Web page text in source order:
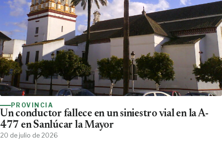
PROVINCIA
Un conductor fallece en un siniestro vial en la A-
477 en Sanlúcar la Mayor
20 de julio de 2026